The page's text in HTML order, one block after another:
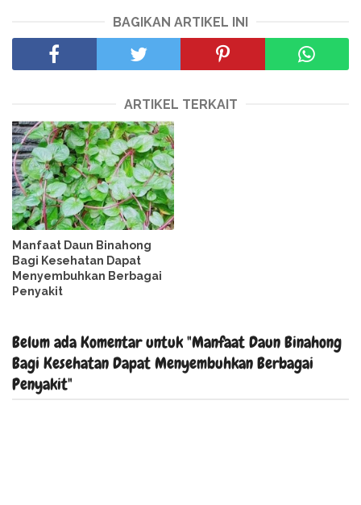
BAGIKAN ARTIKEL INI
ARTIKEL TERKAIT
Manfaat Daun Binahong
Bagi Kesehatan Dapat
Menyembuhkan Berbagai
Penyakit
Belum ada Komentar untuk "Manfaat Daun Binahong
Bagi Kesehatan Dapat Menyembuhkan Berbagai
Penyakit"